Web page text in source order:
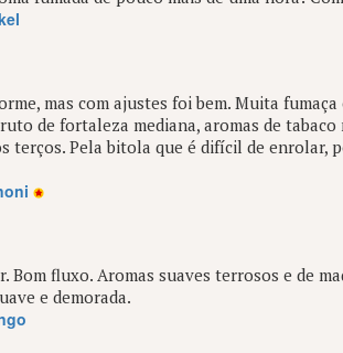
mas com ajustes foi bem. Muita
de fortaleza mediana, aromas de tabaco
terços. Pela bitola que é difícil de enrolar,
Bom fluxo. Aromas suaves terrosos e de
e demorada.